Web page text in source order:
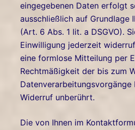
eingegebenen Daten erfolgt
ausschließlich auf Grundlage
(Art. 6 Abs. 1 lit. a DSGVO).
Einwilligung jederzeit
eine formlose Mitteilung per
Rechtmäßigkeit der bis zum
Datenverarbeitungsvorgänge
Widerruf unberührt.
Die von Ihnen im